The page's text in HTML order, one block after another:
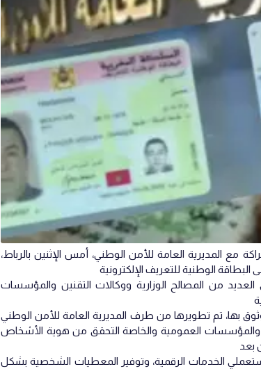
مع المديرية العامة للأمن الوطني، أمس الإثنين بالرباط،
البطاقة الوطنية للتعريف الإلكترونية
من المصالح الوزارية ووكالات التقنين والمؤسسات
بها، تم تطويرها من طرف المديرية العامة للأمن الوطني
والمؤسسات العمومية والخاصة التحقق من هوية الأشخاص
بعد
الخدمات الرقمية، وتوفير المعطيات الشخصية بشكل